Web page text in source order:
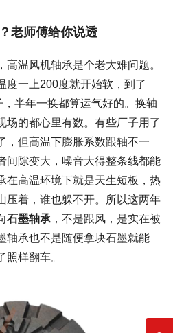
老师傅给你说透
温风机轴承是个老大难问题。
度一上200度就开始软，到了
半年一换都算运气好的。换轴
场的都心里有数。有些厂子用了
，但高温下膨胀系数跟轴不一
间隙变大，噪音大得整条线都能
在高温环境下就是天生短板，热
压着，谁也躲不开。所以这两年
石墨轴承，不是跟风，是实在被
轴承也不是随便拿块石墨就能
样翻车。